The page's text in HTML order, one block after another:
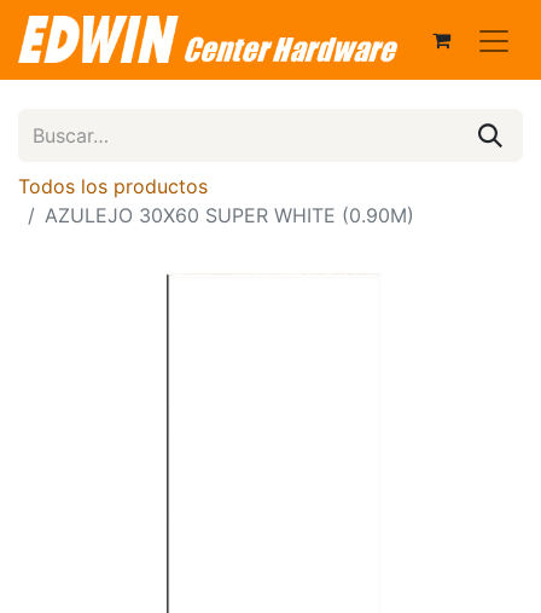
Todos los productos
AZULEJO 30X60 SUPER WHITE (0.90M)